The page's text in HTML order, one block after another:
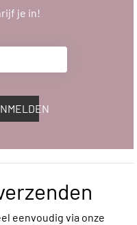
je in!
eenvoudig via onze